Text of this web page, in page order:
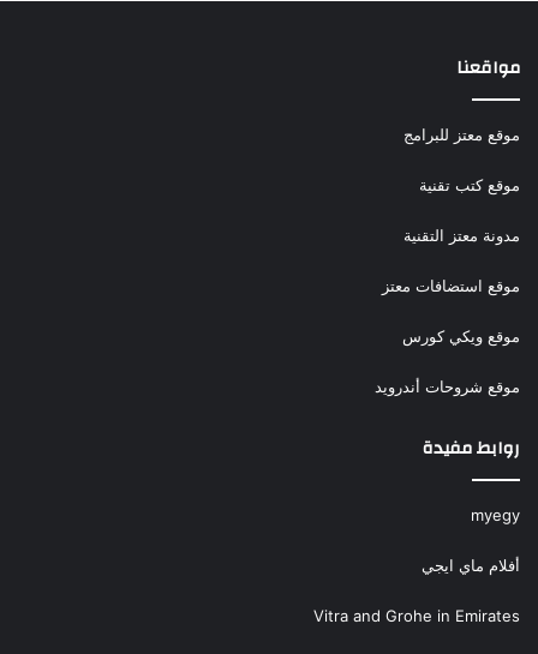
مواقعنا
موقع معتز للبرامج
موقع كتب تقنية
مدونة معتز التقنية
موقع استضافات معتز
موقع ويكي كورس
موقع شروحات أندرويد
روابط مفيدة
myegy
أفلام ماي ايجي
Vitra and Grohe in Emirates